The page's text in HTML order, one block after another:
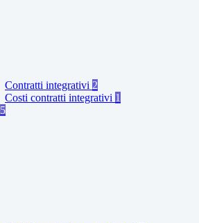
Contratti integrativi 2
Costi contratti integrativi 1
5